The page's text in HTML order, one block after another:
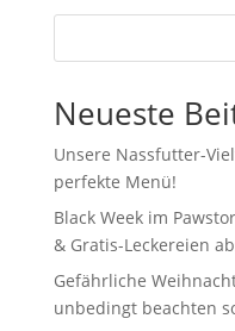
Neueste
Unsere Nassfutter-
perfekte Menü!
Black Week im
& Gratis-Leckereien
Gefährliche
unbedingt beachten